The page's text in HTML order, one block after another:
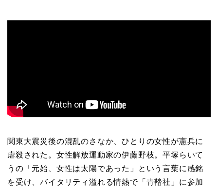
関東大震災後の混乱のさなか、ひとりの女性が憲兵に
虐殺された。女性解放運動家の伊藤野枝。平塚らいて
うの「元始、女性は太陽であった」という言葉に感銘
を受け、バイタリティ溢れる情熱で「青鞜社」に参加